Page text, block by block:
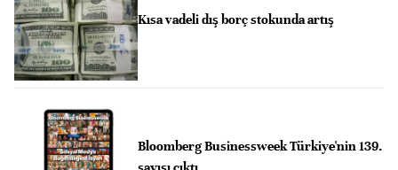
Kısa vadeli dış borç stokunda artış
Bloomberg Businessweek Türkiye'nin 139.